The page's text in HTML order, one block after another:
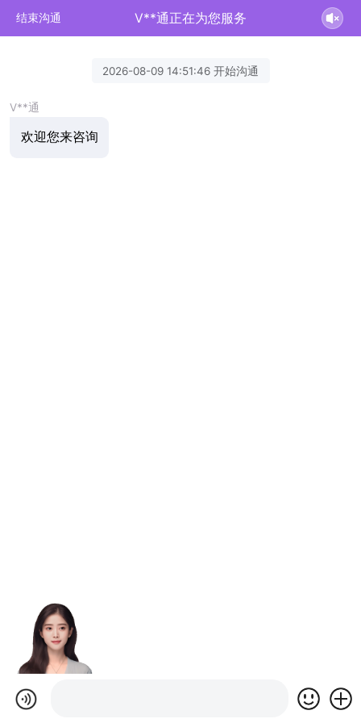
结束沟通 V**通正在为您服务
2026-08-09 14:51:46 开始沟通
V**通
欢迎您来咨询